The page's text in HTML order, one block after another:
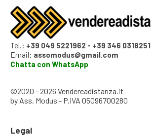
Tel.: +39 049 5221962 - +39 346 0318251
Email: assomodus@gmail.com
Chatta con WhatsApp
©2020 - 2026 Vendereadistanza.it
by Ass. Modus - P.IVA 05096700280
Legal